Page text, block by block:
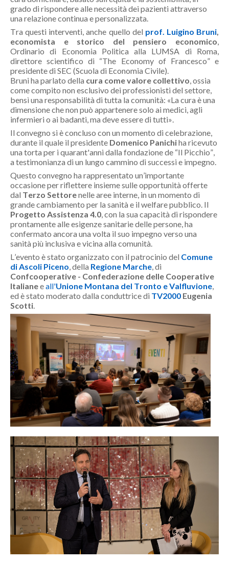
grado di rispondere alle necessità dei pazienti attraverso
una relazione continua e personalizzata.
Tra questi interventi, anche quello del prof. Luigino Bruni,
economista e storico del pensiero economico,
Ordinario di Economia Politica alla LUMSA di Roma,
direttore scientifico di “The Economy of Francesco” e
presidente di SEC (Scuola di Economia Civile).
Bruni ha parlato della cura come valore collettivo, ossia
come compito non esclusivo dei professionisti del settore,
bensì una responsabilità di tutta la comunità: «La cura è una
dimensione che non può appartenere solo ai medici, agli
infermieri o ai badanti, ma deve essere di tutti».
Il convegno si è concluso con un momento di celebrazione,
durante il quale il presidente Domenico Panichiha ricevuto
una torta per i quarant'anni dalla fondazione de “Il Picchio”,
a testimonianza di un lungo cammino di successi e impegno.
Questo convegno ha rappresentato un’importante
occasione per riflettere insieme sulle opportunità offerte
dal Terzo Settorenelle aree interne, in un momento di
grande cambiamento per la sanità e il welfare pubblico. Il
Progetto Assistenza 4.0, con la sua capacità di rispondere
prontamente alle esigenze sanitarie delle persone, ha
confermato ancora una volta il suo impegno verso una
sanità più inclusiva e vicina alla comunità.
L’evento è stato organizzato con il patrocinio del Comune
di Ascoli Piceno, della Regione Marche, di
Confcooperative - Confederazione delle Cooperative
Italianeeall'Unione Montana del Tronto e Valfluvione,
ed è stato moderato dalla conduttrice di TV2000 Eugenia
Scotti.